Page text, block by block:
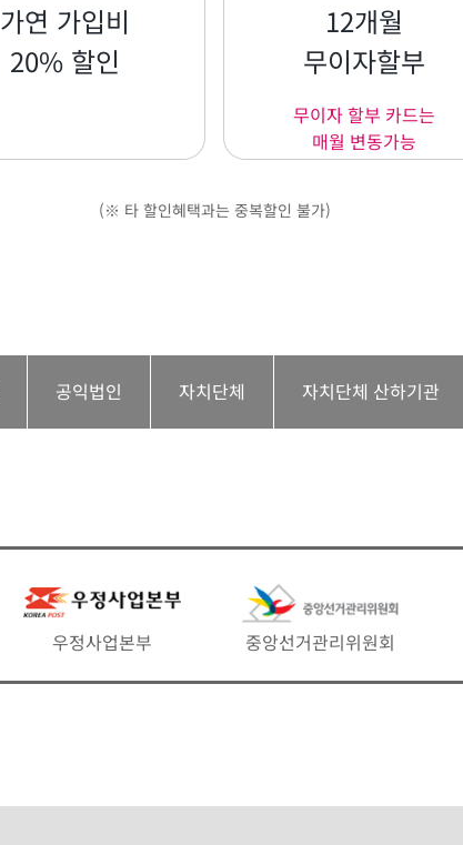
가연 가입비
20% 할인
12개월
무이자할부
무이자 할부 카드는
매월 변동가능
(※ 타 할인혜택과는 중복할인 불가)
공익법인 자치단체 자치단체 산하기관
우정사업본부 중앙선거관리위원회